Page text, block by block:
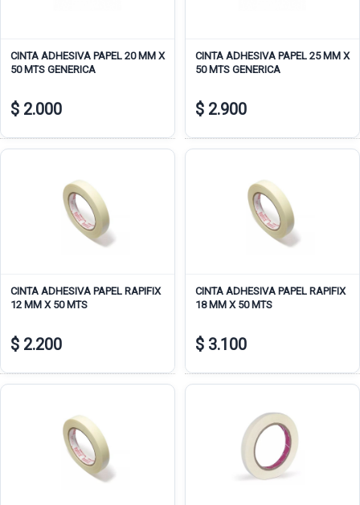
CINTA ADHESIVA PAPEL 20 MM X
50 MTS GENERICA
$ 2.000
CINTA ADHESIVA PAPEL 25 MM X
50 MTS GENERICA
$ 2.900
CINTA ADHESIVA PAPEL RAPIFIX
12 MM X 50 MTS
$ 2.200
CINTA ADHESIVA PAPEL RAPIFIX
18 MM X 50 MTS
$ 3.100